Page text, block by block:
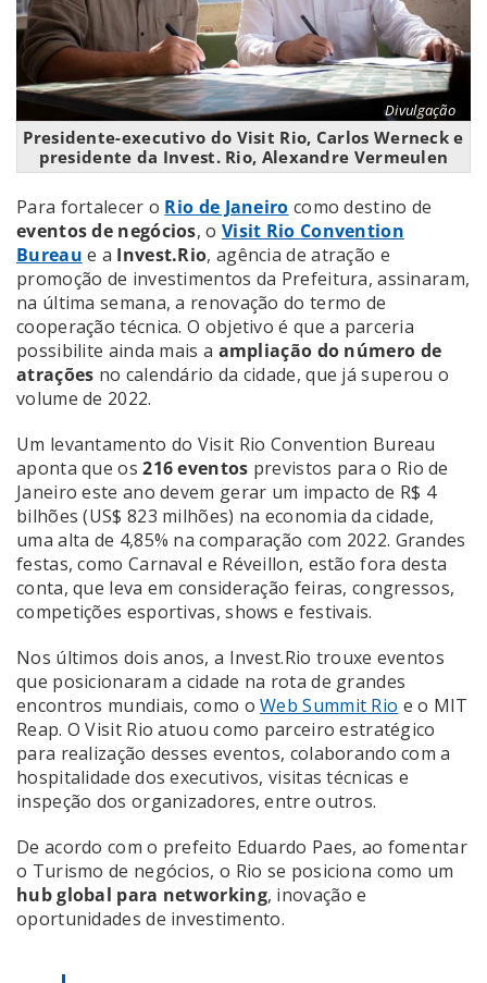
Divulgação
Presidente-executivo do Visit Rio, Carlos Werneck e
presidente da Invest. Rio, Alexandre Vermeulen
Para fortalecer o Rio de Janeiro como destino de
eventos de negócios, o Visit Rio Convention
Bureau e a Invest.Rio, agência de atração e
promoção de investimentos da Prefeitura, assinaram,
na última semana, a renovação do termo de
cooperação técnica. O objetivo é que a parceria
possibilite ainda mais a ampliação do número de
atrações no calendário da cidade, que já superou o
volume de 2022.
Um levantamento do Visit Rio Convention Bureau
aponta que os216 eventos previstos para o Rio de
Janeiro este ano devem gerar um impacto de R$ 4
bilhões (US$ 823 milhões) na economia da cidade,
uma alta de 4,85% na comparação com 2022. Grandes
festas, como Carnaval e Réveillon, estão fora desta
conta, que leva em consideração feiras, congressos,
competições esportivas, shows e festivais.
Nos últimos dois anos, a Invest.Rio trouxe eventos
que posicionaram a cidade na rota de grandes
encontros mundiais, como oWeb Summit Rio e o MIT
Reap. O Visit Rio atuou como parceiro estratégico
para realização desses eventos, colaborando com a
hospitalidade dos executivos, visitas técnicas e
inspeção dos organizadores, entre outros.
De acordo com o prefeito Eduardo Paes, ao fomentar
o Turismo de negócios, o Rio se posiciona como um
hub global para networking, inovação e
oportunidades de investimento.